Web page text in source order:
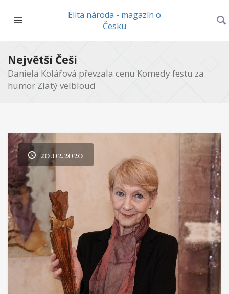
Elita národa - magazín o
Česku
Největší Češi
Daniela Kolářová převzala cenu Komedy festu za
humor Zlatý velbloud
20.02.2020